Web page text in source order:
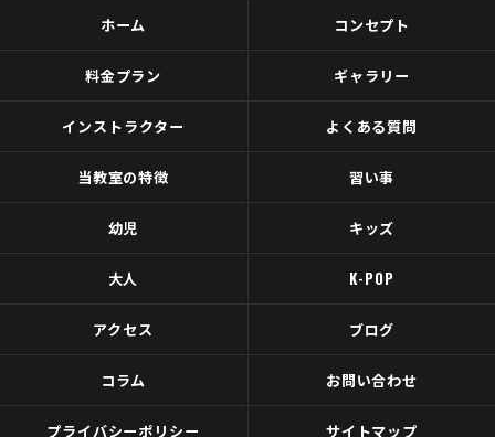
ホーム コンセプト
料金プラン ギャラリー
インストラクター よくある質問
当教室の特徴 習い事
幼児 キッズ
大人 K-POP
アクセス ブログ
コラム お問い合わせ
プライバシーポリシー サイトマップ